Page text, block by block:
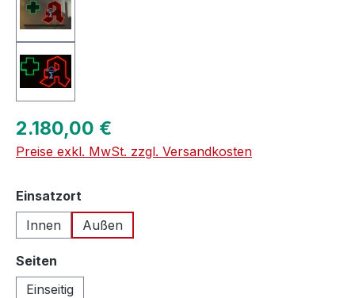
Regulärer Preis:
2.180,00 €
Preise exkl. MwSt. zzgl. Versandkosten
Einsatzort
Innen
Außen
Seiten
Einseitig